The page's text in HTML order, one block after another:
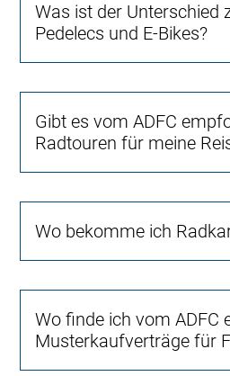
Was ist der Unterschied
Pedelecs und E-Bikes?
Gibt es vom ADFC
Radtouren für meine
Wo bekomme ich
Wo finde ich vom ADFC
Musterkaufverträge für